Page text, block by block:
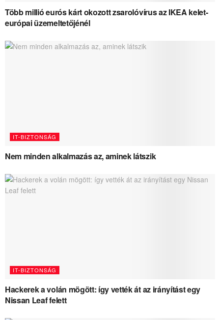
Több millió eurós kárt okozott zsarolóvírus az IKEA kelet-
európai üzemeltetőjénél
IT-BIZTONSÁG
Nem minden alkalmazás az, aminek látszik
IT-BIZTONSÁG
Hackerek a volán mögött: így vették át az irányítást egy
Nissan Leaf felett